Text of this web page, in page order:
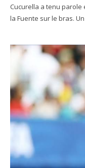
Cucurella a tenu
la Fuente sur le bras.